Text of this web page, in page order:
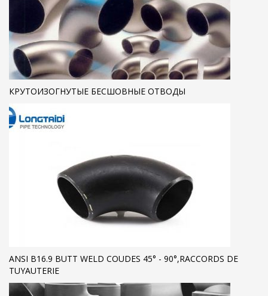
КРУТОИЗОГНУТЫЕ БЕСШОВНЫЕ ОТВОДЫ
ANSI B16.9 BUTT WELD COUDES 45° - 90°,RACCORDS DE
TUYAUTERIE